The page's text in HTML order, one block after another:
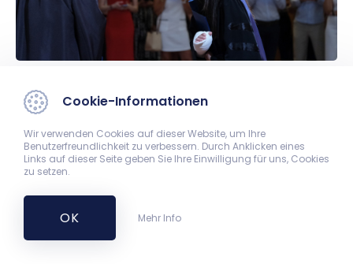
Cookie-Informationen
Wir verwenden Cookies auf dieser Website, um Ihre
Benutzerfreundlichkeit zu verbessern. Durch Anklicken eines
Links auf dieser Seite geben Sie Ihre Einwilligung für uns, Cookies
zu setzen.
OK Mehr Info